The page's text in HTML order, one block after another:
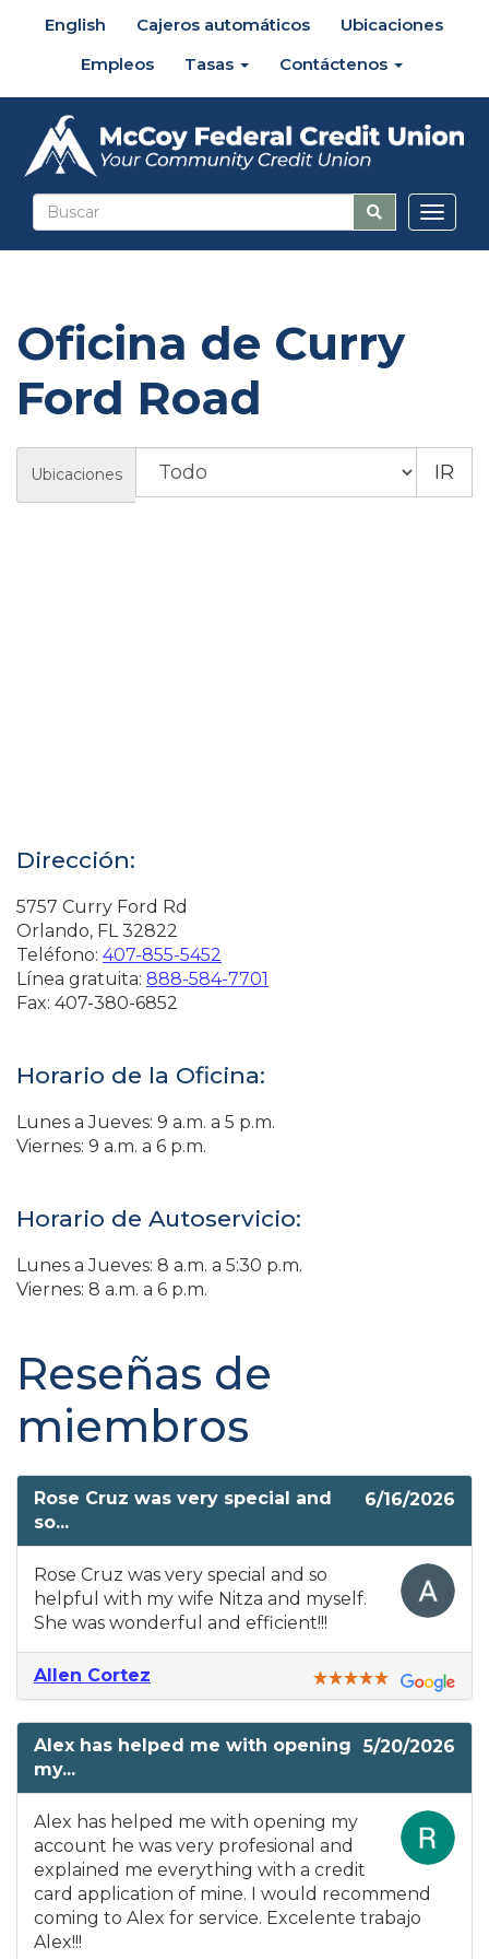
English Cajeros automáticos
Ubicaciones
Empleos
Tasas Contáctenos
Oficina de Curry
Ford Road
Ubicaciones
Dirección:
5757 Curry Ford Rd
Orlando, FL 32822
Teléfono: 407-855-5452
Línea gratuita: 888-584-7701
Fax: 407-380-6852
Horario de la Oficina:
Lunes a Jueves: 9 a.m. a 5 p.m.
Viernes: 9 a.m. a 6 p.m.
Horario de Autoservicio:
Lunes a Jueves: 8 a.m. a 5:30 p.m.
Viernes: 8 a.m. a 6 p.m.
Reseñas de
miembros
6/16/2026
Rose Cruz was very special and
so...
Rose Cruz was very special and so
helpful with my wife Nitza and myself.
She was wonderful and efficient!!!
Allen Cortez
5/20/2026
Alex has helped me with opening
my...
Alex has helped me with opening my
account he was very profesional and
explained me everything with a credit
card application of mine. I would recommend
coming to Alex for service. Excelente trabajo
Alex!!!